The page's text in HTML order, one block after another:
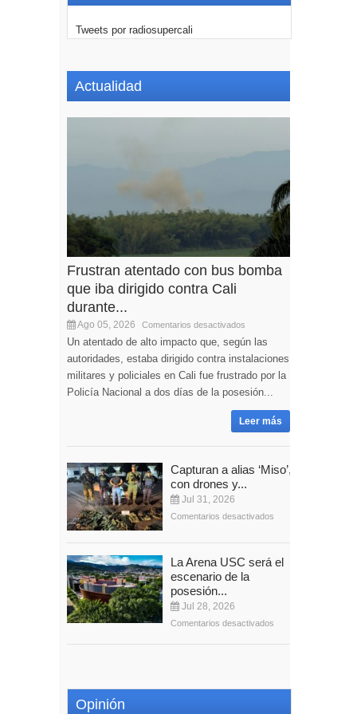
Tweets por radiosupercali
Actualidad
Frustran atentado con bus bomba
que iba dirigido contra Cali
durante...
Ago 05, 2026 Comentarios desactivados
Un atentado de alto impacto que, según las
autoridades, estaba dirigido contra instalaciones
militares y policiales en Cali fue frustrado por la
Policía Nacional a dos días de la posesión...
Leer más
Capturan a alias ‘Miso’,
con drones y...
Jul 31, 2026
Comentarios desactivados
La Arena USC será el
escenario de la
posesión...
Jul 28, 2026
Comentarios desactivados
Opinión